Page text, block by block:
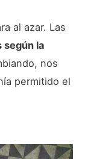
al azar. Las
según la
nos
permitido el